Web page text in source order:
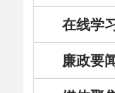
在线学习
廉政要